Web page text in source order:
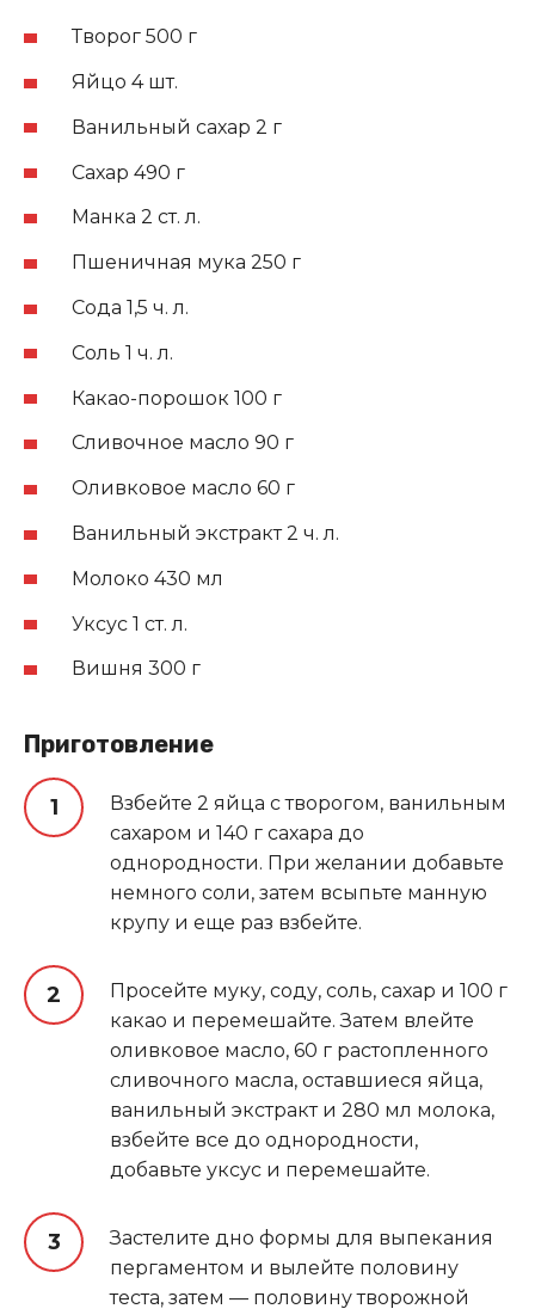
Творог 500 г
Яйцо 4 шт.
Ванильный сахар 2 г
Сахар 490 г
Манка 2 ст. л.
Пшеничная мука 250 г
Сода 1,5 ч. л.
Соль 1 ч. л.
Какао-порошок 100 г
Сливочное масло 90 г
Оливковое масло 60 г
Ванильный экстракт 2 ч. л.
Молоко 430 мл
Уксус 1 ст. л.
Вишня 300 г
Приготовление
Взбейте 2 яйца с творогом, ванильным
сахаром и 140 г сахара до
однородности. При желании добавьте
немного соли, затем всыпьте манную
крупу и еще раз взбейте.
Просейте муку, соду, соль, сахар и 100 г
какао и перемешайте. Затем влейте
оливковое масло, 60 г растопленного
сливочного масла, оставшиеся яйца,
ванильный экстракт и 280 мл молока,
взбейте все до однородности,
добавьте уксус и перемешайте.
Застелите дно формы для выпекания
пергаментом и вылейте половину
теста, затем — половину творожной